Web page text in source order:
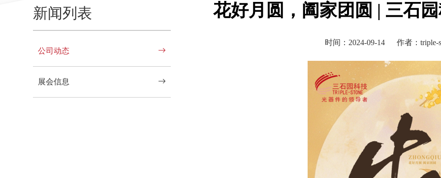
新闻列表
公司动态
展会信息
花好月圆，阖家团圆 | 三石
时间：2024-09-14 作者：triple-